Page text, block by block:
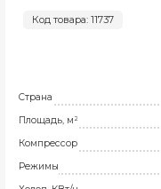
Код товара: 11737
Страна
Площадь, м²
Компрессор
Режимы